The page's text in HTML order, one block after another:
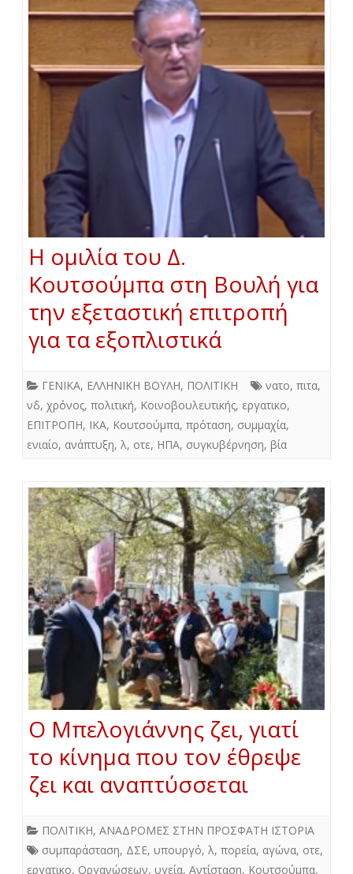
Η ομιλία του Δ.
Κουτσούμπα στη Βουλή για
την εξεταστική επιτροπή
για τα εξοπλιστικά
ΓΕΝΙΚΑ, ΕΛΛΗΝΙΚΗ ΒΟΥΛΗ, ΠΟΛΙΤΙΚΗ νατο, πιτα,
νδ, χρόνος, πολιτική, Κοινοβουλευτικής, εργατικο,
ΕΠΙΤΡΟΠΗ, ΙΚΑ, Κουτσούμπα, πρόταση, συμμαχία,
ενιαίο, ανάπτυξη, λ, οτε, ΗΠΑ, συγκυβέρνηση, βία
Ο Μπελογιάννης ζει, γιατί
το κίνημα που τον έθρεψε
ζει και αναπτύσσεται
ΠΟΛΙΤΙΚΗ, ΑΝΑΔΡΟΜΕΣ ΣΤΗΝ ΠΡΟΣΦΑΤΗ ΙΣΤΟΡΙΑ
συμπαράσταση, ΔΣΕ, υπουργό, λ, πορεία, αγώνα, οτε,
εργατικο, Οργανώσεων, υγεία, Αντίσταση, Κουτσούμπα,